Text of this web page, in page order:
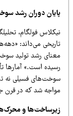
دوران رشد
فولگام، تحلیلگر
می‌داند: «دهه‌ها
رشد تولید سوخت‌های
شد که در قرن جاری
و محرک‌های